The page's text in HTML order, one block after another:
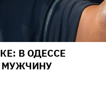
В ОДЕССЕ
МУЖЧИНУ